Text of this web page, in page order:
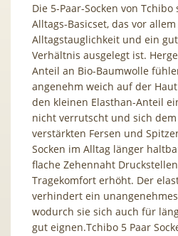
Die 5-Paar-Socken von
Alltags-Basicset, das vor
Alltagstauglichkeit und ein
Verhältnis ausgelegt ist.
Anteil an Bio-Baumwolle
angenehm weich auf der
den kleinen Elasthan-Anteil
nicht verrutscht und sich
verstärkten Fersen und
Socken im Alltag länger
flache Zehennaht
Tragekomfort erhöht. Der
verhindert ein
wodurch sie sich auch für
gut eignen.Tchibo 5 Paar